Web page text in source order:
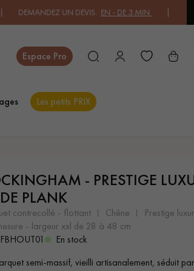
DEVIS.EN - DE 3 MIN| PAYEZ EN 3X OU 4X
Espace Pro
Les petits PRIX
PARQUET EN BOIS
EXOTIQUE
PARQUET VERNIS
PARQUET LAMES
- PRESTIGE
PLANK
contrecollé - flottant chêne
prestige
- largeur xxl de 28 à 48 cm
En stock
semi-massif, vieilli artisanalement, séduit